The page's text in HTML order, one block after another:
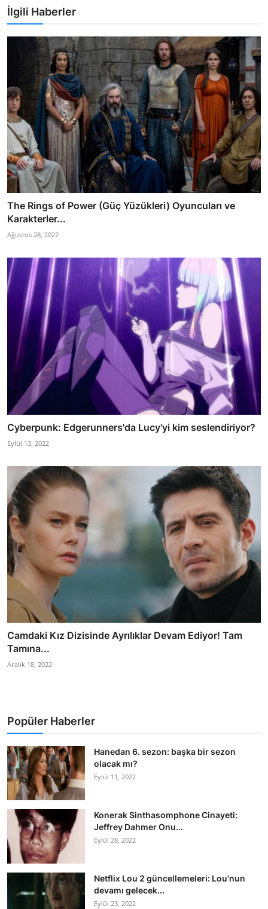
İlgili Haberler
The Rings of Power (Güç Yüzükleri) Oyuncuları ve
Karakterler...
Ağustos 28, 2022
Cyberpunk: Edgerunners'da Lucy'yi kim seslendiriyor?
Eylül 13, 2022
Camdaki Kız Dizisinde Ayrılıklar Devam Ediyor! Tam
Tamına...
Aralık 18, 2022
Popüler Haberler
Hanedan 6. sezon: başka bir sezon
olacak mı?
Eylül 11, 2022
Konerak Sinthasomphone Cinayeti:
Jeffrey Dahmer Onu...
Eylül 28, 2022
Netflix Lou 2 güncellemeleri: Lou'nun
devamı gelecek...
Eylül 23, 2022